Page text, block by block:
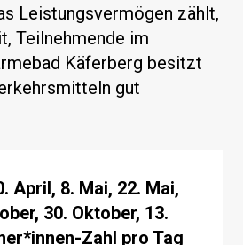
Leistungsvermögen zählt,
Teilnehmende im
Käferberg besitzt
gut
April, 8. Mai, 22. Mai,
30. Oktober, 13.
Zahl pro Tag